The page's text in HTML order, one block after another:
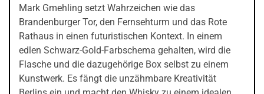
Mark Gmehling setzt Wahrzeichen wie das
Brandenburger Tor, den Fernsehturm und das Rote
Rathaus in einen futuristischen Kontext. In einem
edlen Schwarz-Gold-Farbschema gehalten, wird die
Flasche und die dazugehörige Box selbst zu einem
Kunstwerk. Es fängt die unzähmbare Kreativität